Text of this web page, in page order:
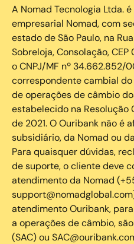
A Nomad Tecnologia Ltda.
empresarial Nomad, com
estado de São Paulo, na
Sobreloja, Consolação,
o CNPJ/MF nº 34.662.852/
correspondente cambial
de operações de câmbio
estabelecido na Resolução
de 2021. O Ouribank não é
subsidiário, da Nomad ou
Para quaisquer dúvidas,
de suporte, o cliente deve
atendimento da Nomad
atendimento Ouribank,
a operações de câmbio,
(SAC) ou